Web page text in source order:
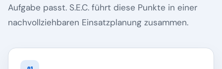
Aufgabe passt. S.E.C. führt diese Punkte in einer
nachvollziehbaren Einsatzplanung zusammen.